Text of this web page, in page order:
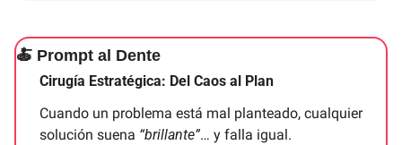
🍝 Prompt al Dente
Cirugía Estratégica: Del Caos al Plan
Cuando un problema está mal planteado, cualquier
solución suena “brillante”… y falla igual.